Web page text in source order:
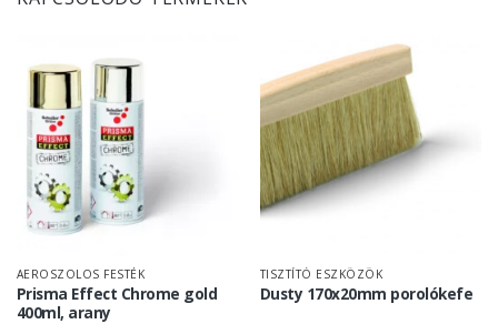
AEROSZOLOS FESTÉK
Prisma Effect Chrome gold
400ml, arany
TISZTÍTÓ ESZKÖZÖK
Dusty 170x20mm porolókefe